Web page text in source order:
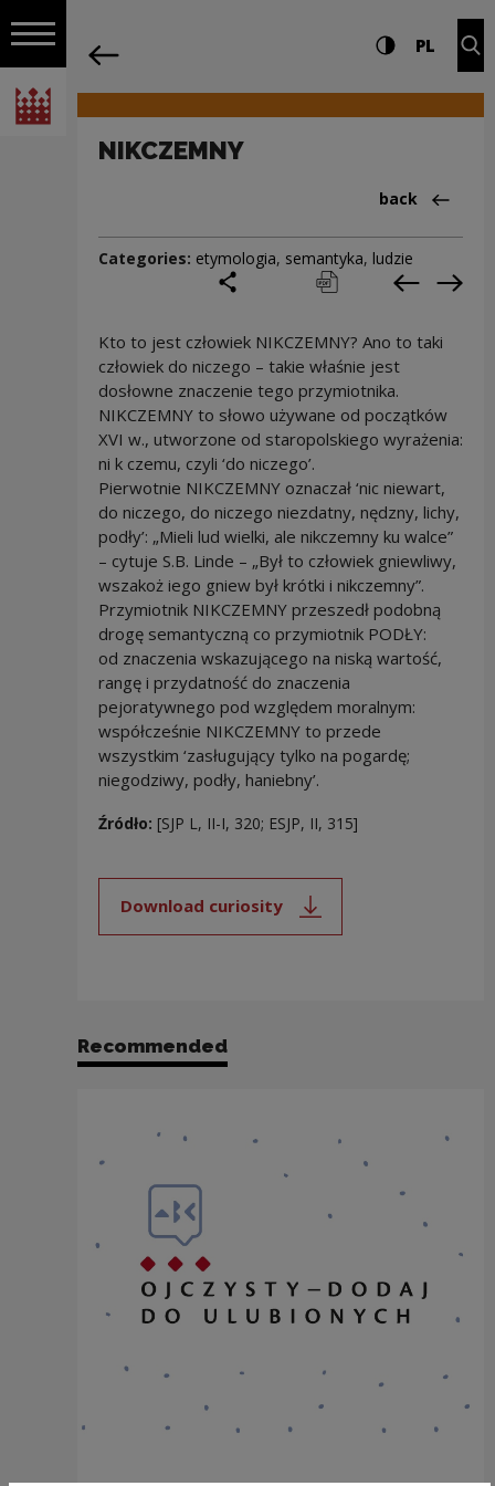
Open navigation
National Centre for Culture Poland
Navigation Settings and search
High contrast
PL
NIKCZEMNY
Back
back
Categories: etymologia, semantyka, ludzie
print pobierz Previous
Kto to jest człowiek NIKCZEMNY? Ano to taki
człowiek do niczego – takie właśnie jest
dosłowne znaczenie tego przymiotnika.
NIKCZEMNY to słowo używane od początków
XVI w., utworzone od staropolskiego wyrażenia:
ni k czemu, czyli ‘do niczego’.
Pierwotnie NIKCZEMNY oznaczał ‘nic niewart,
do niczego, do niczego niezdatny, nędzny, lichy,
podły’: „Mieli lud wielki, ale nikczemny ku walce”
– cytuje S.B. Linde – „Był to człowiek gniewliwy,
wszakoż iego gniew był krótki i nikczemny”.
Przymiotnik NIKCZEMNY przeszedł podobną
drogę semantyczną co przymiotnik PODŁY:
od znaczenia wskazującego na niską wartość,
rangę i przydatność do znaczenia
pejoratywnego pod względem moralnym:
współcześnie NIKCZEMNY to przede
wszystkim ‘zasługujący tylko na pogardę;
niegodziwy, podły, haniebny’.
Źródło: [SJP L, II-I, 320; ESJP, II, 315]
Download curiosity
Note, the link will open in a new
Recommended